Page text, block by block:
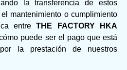
la transferencia de estos
mantenimiento o cumplimiento
entreTHE FACTORY HKA
puede ser el pago que está
la prestación de nuestros